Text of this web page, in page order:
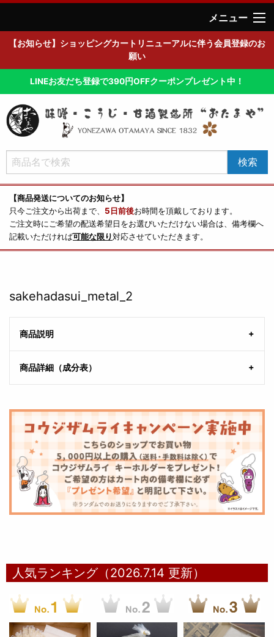
メニュー
【お知らせ】ショッピングカートリニューアルに伴う会員登録のお
願い
LINEお友だち登録で390円OFFクーポンプレゼント中！
【商品発送についてのお知らせ】
只今ご注文から出荷まで、 5日前後お時間を頂戴しております。
ご注文時にご希望の配送希望日をお選びいただけない場合は、備考欄へ
記載いただければ可能な限り対応させていただきます。
sakehadasui_metal_2
商品説明
商品詳細（成分表）
人気ランキング（2026.7.14 更新）